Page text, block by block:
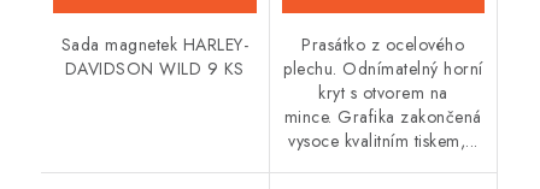
Sada magnetek HARLEY-
DAVIDSON WILD 9 KS
Prasátko z ocelového
plechu. Odnímatelný horní
kryt s otvorem na
mince. Grafika zakončená
vysoce kvalitním tiskem,...